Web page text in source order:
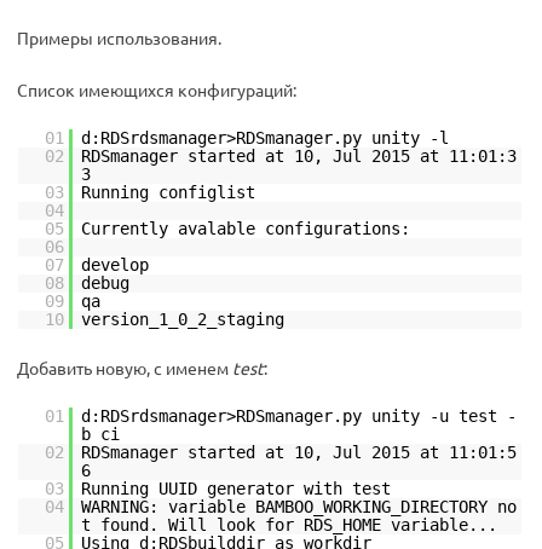
Примеры использования.
Список имеющихся конфигураций:
01
d:RDSrdsmanager>RDSmanager.py unity -l
02
RDSmanager started at 10, Jul 2015 at 11:01:3
3
03
Running configlist
04
05
Currently avalable configurations:
06
07
develop
08
debug
09
qa
10
version_1_0_2_staging
Добавить новую, с именем test:
01
d:RDSrdsmanager>RDSmanager.py unity -u test -
b ci
02
RDSmanager started at 10, Jul 2015 at 11:01:5
6
03
Running UUID generator with test
04
WARNING: variable BAMBOO_WORKING_DIRECTORY no
t found. Will look for RDS_HOME variable...
05
Using d:RDSbuilddir as workdir